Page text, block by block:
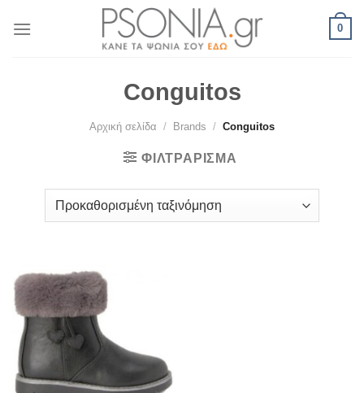
0
Conguitos
Αρχική σελίδα / Brands / Conguitos
ΦΙΛΤΡΆΡΙΣΜΑ